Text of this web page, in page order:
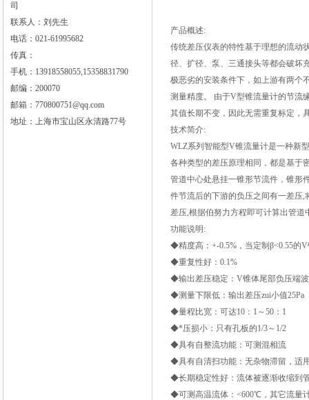
司
联系人：刘先生
电话：021-61995682
传真：
手机：13918558055,15358831790
邮编：200070
邮箱：770800751@qq.com
地址：上海市宝山区永清路77号
产品概述:
传统差压仪表的特性基于理想的流动
径、扩径、泵、三通接头等都会破坏
极恶劣的安装条件下，如上游有两个
测量精度。 由于V型锥流量计的节流
其值长期不变，因此无需重复标定，
技术简介:
WLZ系列智能型V锥流量计是一种新
各种类型的差压原理相同，都是基于
管道中心处悬挂一锥形节流件，锥形
件节流后的下游的负压之间有一差压,
差压,根据伯努力方程即可计算出管道
功能说明:
◆精度高：+-0.5%，当定制β<0.55的
◆重复性好：0.1%
◆输出差压稳定：V锥体尾部负压端
◆测量下限低：输出差压zui小值25Pa
◆量程比宽：可达10：1～50：1
◆*压损小：只有孔板的1/3～1/2
◆具有自整流功能：可测混相流
◆具有自清扫功能：无杂物滞留，适
◆长期稳定性好：流体被逐渐收缩到
◆可测高温流体：<600℃ ，其它流量